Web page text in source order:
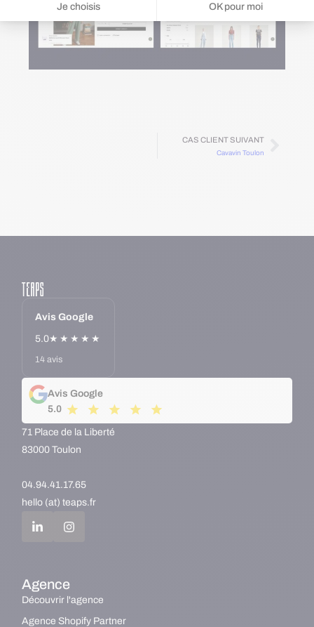
Je choisis OK pour moi
Axeptio consent
Plateforme de Gestion du Consentement : Personnalisez vos Options
CAS CLIENT SUIVANT
Cavavin Toulon
Avis Google
5.0★★★★★
14 avis
Avis Google
5.0
71 Place de la Liberté
83000 Toulon
04.94.41.17.65
hello (at) teaps.fr
Agence
Découvrir l'agence
Agence Shopify Partner